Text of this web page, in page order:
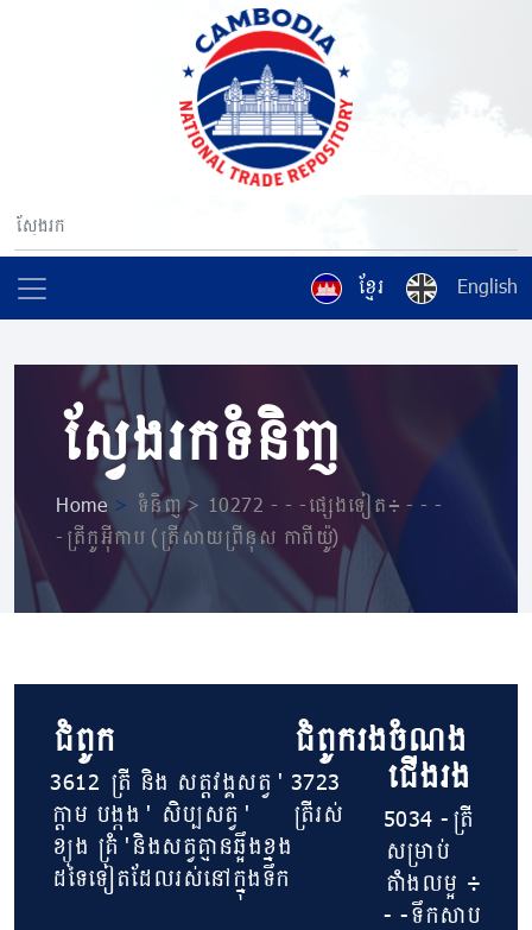
ខ្មែរ English
ស្វែងរកទំនិញ
Home > ទំនិញ > 10272 - - -ផ្សេងទៀត៖ - - -
-ត្រីកូអ៊ីកាប (ត្រី​សាយព្រីនុស កាពីយ៉ូ)
ជំពូក
3612 ត្រី និង សត្តវង្គសត្វ '
ក្តាម បង្កង ' សិប្បសត្វ '
ខ្យង គ្រំ​ 'និងសត្វគ្មានឆ្អឹងខ្នង
ដទៃទៀតដែលរស់នៅក្នុងទឹក
ជំពូករង
3723
ត្រីរស់
ចំណង
ជើងរង
5034 -ត្រី
សម្រាប់​
តាំង​លម្អ ៖
- -ទឹកសាប